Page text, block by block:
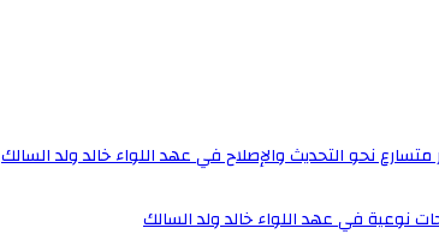
متسارع نحو التحديث والإصلاح في عهد اللواء خالد ولد السالك
نوعية في عهد اللواء خالد ولد السالك